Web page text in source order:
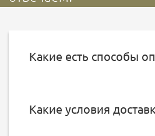
Какие есть способы
Какие условия